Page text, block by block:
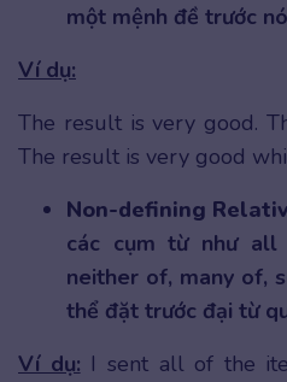
một mệnh đề trước
Ví dụ:
The result is very good.
The result is very good
Non-defining
các cụm từ như
neither of, many of,
thể đặt trước đại từ
Ví dụ: I sent all of the